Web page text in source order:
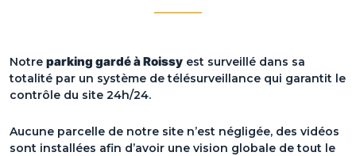
Notre parking gardé à Roissy est surveillé dans sa
totalité par un système de télésurveillance qui garantit le
contrôle du site 24h/24.
Aucune parcelle de notre site n’est négligée, des vidéos
sont installées afin d’avoir une vision globale de tout le